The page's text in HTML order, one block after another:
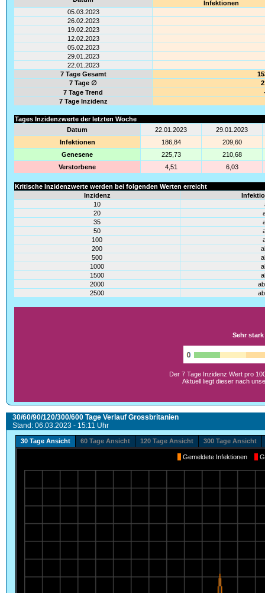
Infektionen
05.03.2023
26.02.2023
19.02.2023
12.02.2023
05.02.2023
29.01.2023
22.01.2023
7 Tage Gesamt
7 Tage ∅
7 Tage Trend
7 Tage Inzidenz
Tages Inzidenzwerte der letzten Woche
Datum
22.01.2023
29.01.2023
Infektionen
186,84
209,60
Genesene
225,73
210,68
Verstorbene
4,51 6,03
Kritische Inzidenzwerte werden bei folgenden Werten erreicht
Inzidenz
10
20
35
50
100
200
500
1000
1500
2000
2500
Sehr
Der 7 Tage Inzidenz Wert pro
Aktuell liegt dieser nach
30/60/90/120/300/600 Tage Verlauf Grossbritanien
Stand: 06.03.2023 - 15:11 Uhr
30 Tage Ansicht 60 Tage Ansicht 120 Tage Ansicht 300 Tage Ansicht
Gemeldete Infektionen